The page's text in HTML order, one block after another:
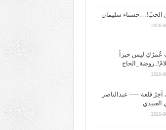
سليمان
2026-
عُمرُكِ ليس حبراً
2026-
آخِرُ قلعة —– عبدالناصر
العبيدي
2026-